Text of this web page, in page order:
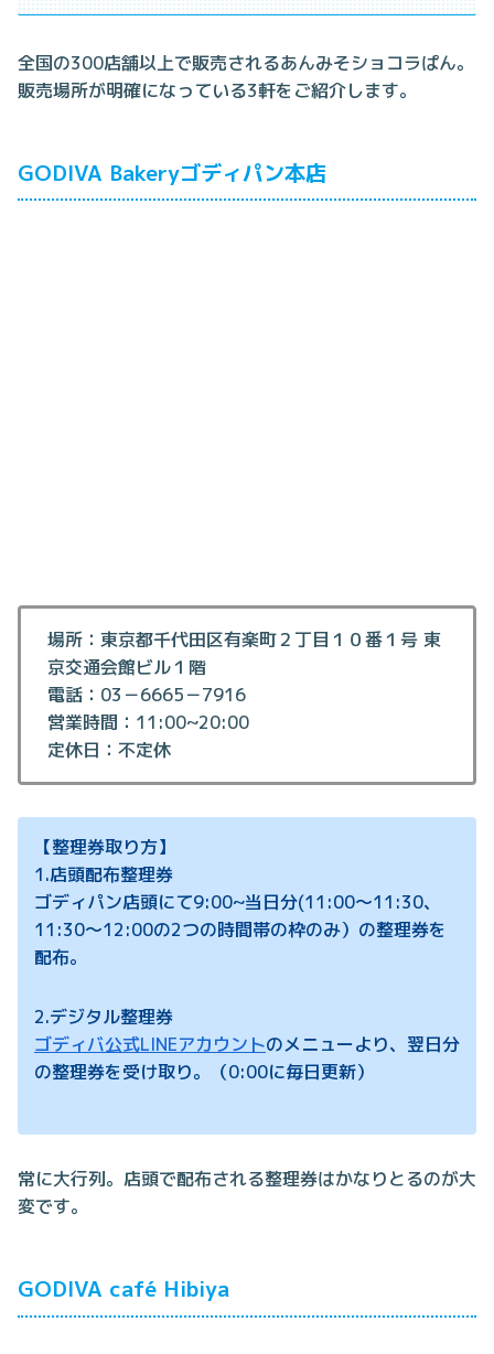
全国の300店舗以上で販売されるあんみそショコラぱん。
販売場所が明確になっている3軒をご紹介します。
GODIVA Bakeryゴディパン本店
場所：東京都千代田区有楽町２丁目１０番１号 東
京交通会館ビル１階
電話：03－6665－7916
営業時間：11:00~20:00
定休日：不定休
【整理券取り方】
1.店頭配布整理券
ゴディパン店頭にて9:00~当日分(11:00～11:30、
11:30～12:00の2つの時間帯の枠のみ）の整理券を
配布。
2.デジタル整理券
ゴディバ公式LINEアカウントのメニューより、翌日分
の整理券を受け取り。（0:00に毎日更新）
常に大行列。店頭で配布される整理券はかなりとるのが大
変です。
GODIVA café Hibiya